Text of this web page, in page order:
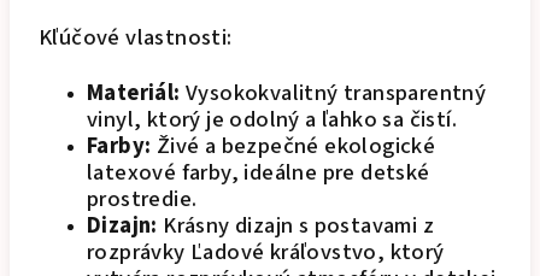
Kľúčové vlastnosti:
Materiál: Vysokokvalitný transparentný
vinyl, ktorý je odolný a ľahko sa čistí.
Farby: Živé a bezpečné ekologické
latexové farby, ideálne pre detské
prostredie.
Dizajn: Krásny dizajn s postavami z
rozprávky Ľadové kráľovstvo, ktorý